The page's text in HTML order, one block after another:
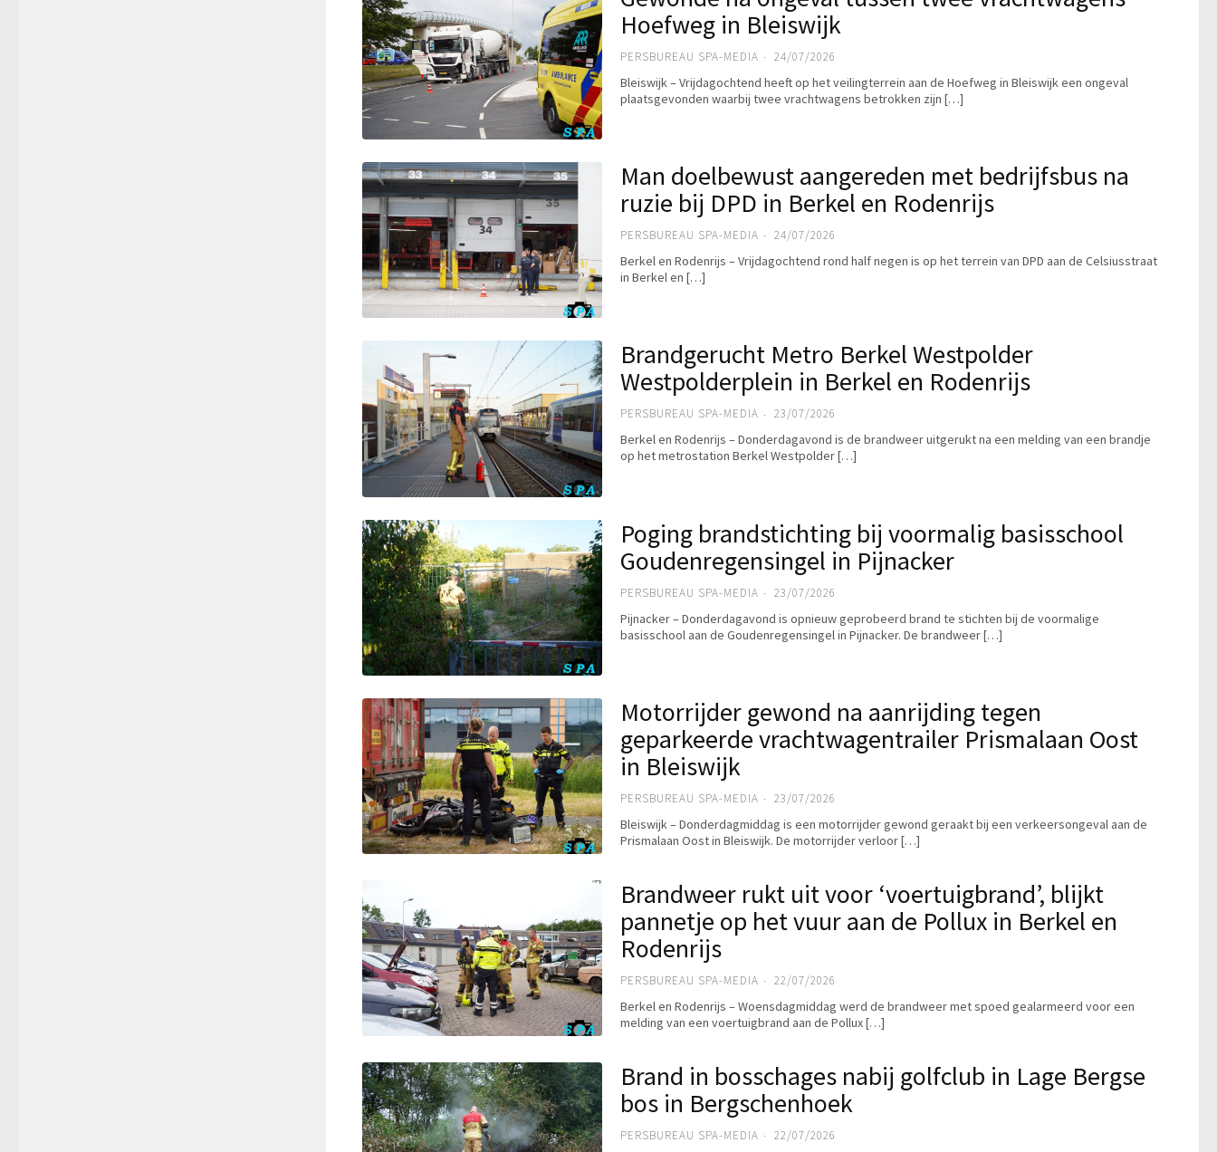
Hoefweg in Bleiswijk
PERSBUREAU SPA-MEDIA 24/07/2026
Bleiswijk – Vrijdagochtend heeft op het veilingterrein aan de Hoefweg in Bleiswijk een ongeval
plaatsgevonden waarbij twee vrachtwagens betrokken zijn […]
Man doelbewust aangereden met bedrijfsbus na
ruzie bij DPD in Berkel en Rodenrijs
PERSBUREAU SPA-MEDIA 24/07/2026
Berkel en Rodenrijs – Vrijdagochtend rond half negen is op het terrein van DPD aan de Celsiusstraat
in Berkel en […]
Brandgerucht Metro Berkel Westpolder
Westpolderplein in Berkel en Rodenrijs
PERSBUREAU SPA-MEDIA 23/07/2026
Berkel en Rodenrijs – Donderdagavond is de brandweer uitgerukt na een melding van een brandje
op het metrostation Berkel Westpolder […]
Poging brandstichting bij voormalig basisschool
Goudenregensingel in Pijnacker
PERSBUREAU SPA-MEDIA 23/07/2026
Pijnacker – Donderdagavond is opnieuw geprobeerd brand te stichten bij de voormalige
basisschool aan de Goudenregensingel in Pijnacker. De brandweer […]
Motorrijder gewond na aanrijding tegen
geparkeerde vrachtwagentrailer Prismalaan Oost
in Bleiswijk
PERSBUREAU SPA-MEDIA 23/07/2026
Bleiswijk – Donderdagmiddag is een motorrijder gewond geraakt bij een verkeersongeval aan de
Prismalaan Oost in Bleiswijk. De motorrijder verloor […]
Brandweer rukt uit voor ‘voertuigbrand’, blijkt
pannetje op het vuur aan de Pollux in Berkel en
Rodenrijs
PERSBUREAU SPA-MEDIA 22/07/2026
Berkel en Rodenrijs – Woensdagmiddag werd de brandweer met spoed gealarmeerd voor een
melding van een voertuigbrand aan de Pollux […]
Brand in bosschages nabij golfclub in Lage Bergse
bos in Bergschenhoek
PERSBUREAU SPA-MEDIA 22/07/2026